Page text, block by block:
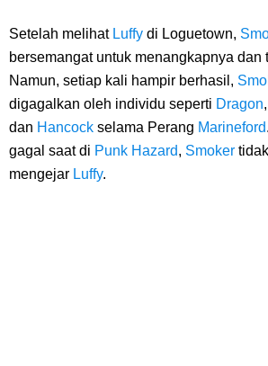
Bersama Keluarga
Arti Bendera Seychelles, Negara
Samudra Hindia
Cara Bayar Akulaku Lewat Gopay, Sangat
Setelah melihat Luffy di Loguetown,
bersemangat untuk menangkapnya dan
Namun, setiap kali hampir berhasil,
digagalkan oleh individu seperti Dragon,
dan Hancock selama Perang Marineford
gagal saat di Punk Hazard, Smoker
mengejar Luffy.